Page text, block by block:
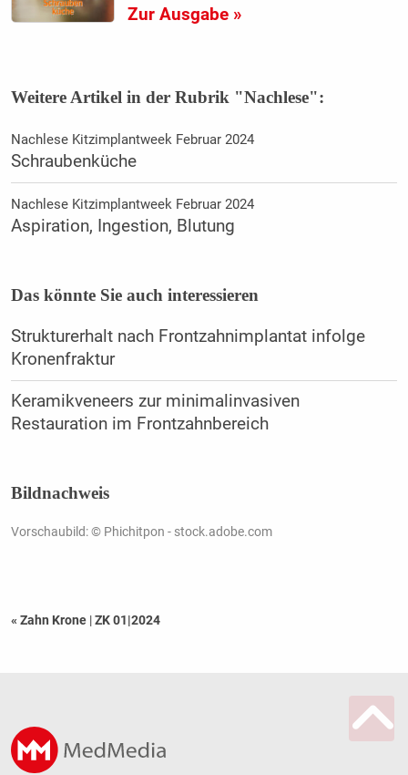
Zur Ausgabe »
Weitere Artikel in der Rubrik "Nachlese":
Nachlese Kitzimplantweek Februar 2024
Schraubenküche
Nachlese Kitzimplantweek Februar 2024
Aspiration, Ingestion, Blutung
Das könnte Sie auch interessieren
Strukturerhalt nach Frontzahnimplantat infolge
Kronenfraktur
Keramikveneers zur minimalinvasiven
Restauration im Frontzahnbereich
Bildnachweis
Vorschaubild: © Phichitpon - stock.adobe.com
« Zahn Krone |ZK 01|2024